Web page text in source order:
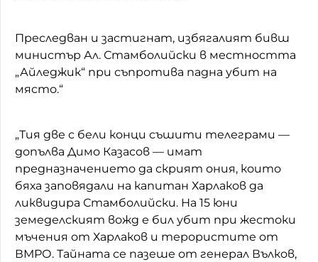
Преследван и застигнат, избягалият бивш
министър Ал. Стамболийски в местността
„Айледжик“ при съпротива падна убит на
място.“
„Тия две с бели конци съшити телеграми —
допълва Димо Казасов — имат
предназначението да скрият ония, които
бяха заповядали на капитан Харлаков да
ликвидира Стамболийски. На 15 юни
земеделският вожд е бил убит при жестоки
мъчения от Харлаков и терористите от
ВМРО. Тайната се пазеше от генерал Вълков,